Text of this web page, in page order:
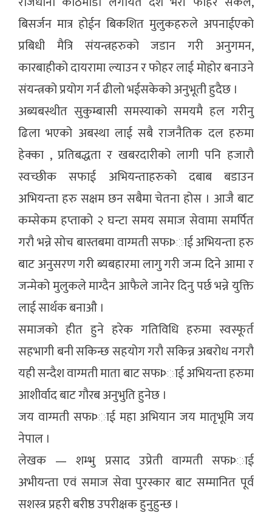
बिसर्जन मात्र होईन बिकशित मुलुकहरुले अपनाईएको
प्रबिधी मैत्रि संयन्त्रहरुको जडान गरी अनुगमन,
कारबाहीको दायरामा ल्याउन र फोहर लाई मोहोर बनाउने
संयन्त्रको प्रयोग गर्न ढीलो भईसकेको अनुभूती हुदैछ ।
अब्यबस्थीत सुकुम्बासी समस्याको समयमै हल गरीनु
ढिला भएको अबस्था लाई सबै राजनैतिक दल हरुमा
हेक्का , प्रतिबद्धता र खबरदारीको लागी पनि हजारौ
स्वच्छीक सफाई अभियन्ताहरुको दबाब बडाउन
अभियन्ता हरु सक्षम छन सबैमा चेतना होस । आजै बाट
कम्सेकम हप्ताको २ घन्टा समय समाज सेवामा समर्पित
गरौ भन्ने सोच बास्तबमा वाग्मती सफÞाई अभियन्ता हरु
बाट अनुसरण गरी ब्यबहारमा लागु गरी जन्म दिने आमा र
जन्मेको मुलुकले माग्दैन आफैले जानेर दिनु पर्छ भन्ने युक्ति
लाई सार्थक बनाऔ ।
समाजको हीत हुने हरेक गतिविधि हरुमा स्वस्फूर्त
सहभागी बनी सकिन्छ सहयोग गरौ सकिन्न अबरोध नगरौ
यही सन्दैश वाग्मती माता बाट सफÞाई अभियन्ता हरुमा
आशीर्वाद बाट गौरब अनुभुति हुनेछ ।
जय वाग्मती सफÞाई महा अभियान जय मातृभूमि जय
नेपाल ।
लेखक — शम्भु प्रसाद उप्रेती वाग्मती सफÞाई
अभीयन्ता एवं समाज सेवा पुरस्कार बाट सम्मानित पूर्व
सशस्त्र प्रहरी बरीष्ठ उपरीक्षक हुनुहुन्छ ।